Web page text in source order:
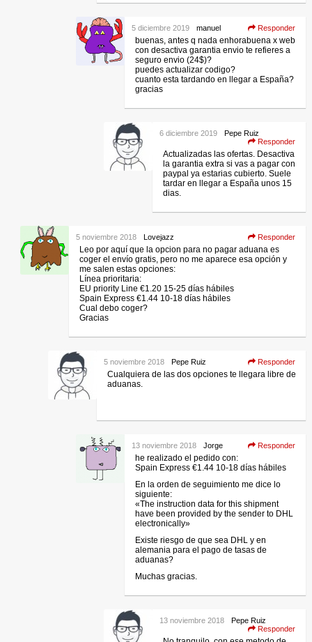
manuel
5 diciembre 2019 Responder
buenas, antes q nada enhorabuena x web
con desactiva garantia envio te refieres a
seguro envio (24$)?
puedes actualizar codigo?
cuanto esta tardando en llegar a España?
gracias
Pepe Ruiz
6 diciembre 2019
Responder
Actualizadas las ofertas. Desactiva
la garantia extra si vas a pagar con
paypal ya estarias cubierto. Suele
tardar en llegar a España unos 15
dias.
Lovejazz
5 noviembre 2018 Responder
Leo por aquí que la opcion para no pagar aduana es
coger el envío gratis, pero no me aparece esa opción y
me salen estas opciones:
Línea prioritaria:
EU priority Line €1.20 15-25 días hábiles
Spain Express €1.44 10-18 días hábiles
Cual debo coger?
Gracias
Pepe Ruiz
5 noviembre 2018 Responder
Cualquiera de las dos opciones te llegara libre de
aduanas.
Jorge
13 noviembre 2018 Responder
he realizado el pedido con:
Spain Express €1.44 10-18 días hábiles
En la orden de seguimiento me dice lo
siguiente:
«The instruction data for this shipment
have been provided by the sender to DHL
electronically»
Existe riesgo de que sea DHL y en
alemania para el pago de tasas de
aduanas?
Muchas gracias.
Pepe Ruiz
13 noviembre 2018
Responder